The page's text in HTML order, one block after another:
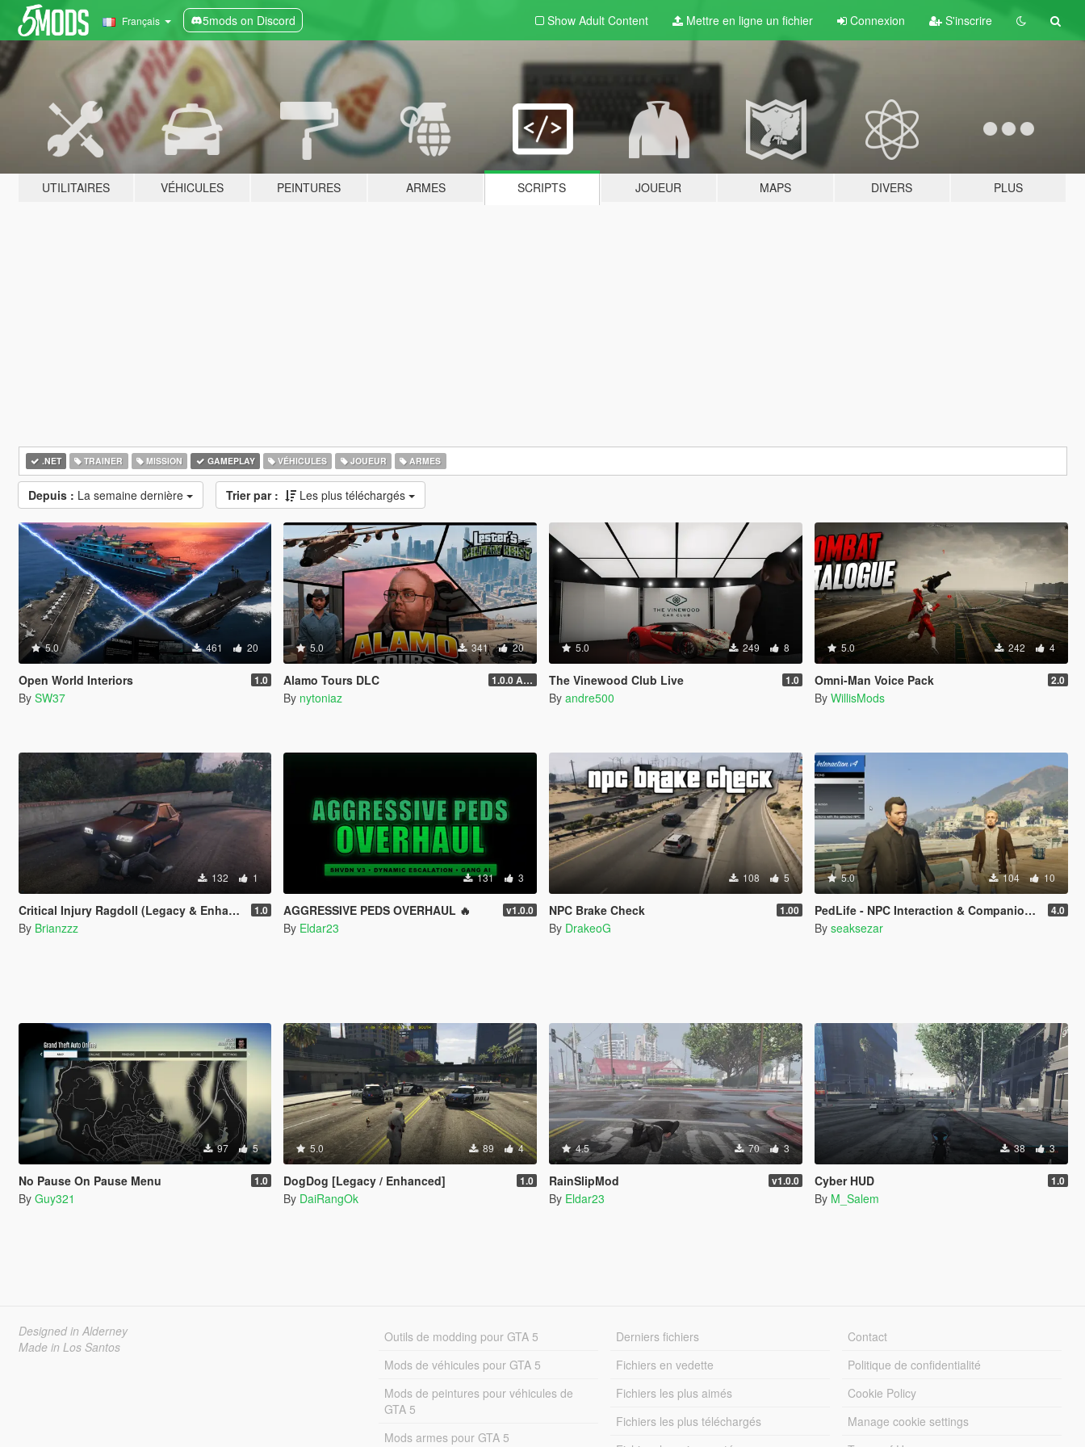
Français 5mods on Discord Show Adult Content Mettre en ligne un fichier Connexion S'inscrire
UTILITAIRES VÉHICULES PEINTURES ARMES SCRIPTS JOUEUR MAPS DIVERS PLUS
.NET TRAINER MISSION GAMEPLAY VÉHICULES JOUEUR ARMES
Depuis : La semaine dernière Trier par : Les plus téléchargés
5.0 461 20
Open World Interiors 1.0
By SW37
5.0 341 20
Alamo Tours DLC 1.0.0 Alpha
By nytoniaz
5.0 249 8
The Vinewood Club Live 1.0
By andre500
5.0 242 4
Omni-Man Voice Pack 2.0
By WillisMods
132 1
Critical Injury Ragdoll (Legacy & Enhanced) 1.0
By Brianzzz
131 3
AGGRESSIVE PEDS OVERHAUL 🔥 v1.0.0
By Eldar23
108 5
NPC Brake Check 1.00
By DrakeoG
5.0 104 10
PedLife - NPC Interaction & Companion Actions [Legacy] 4.0
By seaksezar
97 5
No Pause On Pause Menu 1.0
By Guy321
5.0 89 4
DogDog [Legacy / Enhanced] 1.0
By DaiRangOk
4.5 70 3
RainSlipMod v1.0.0
By Eldar23
38 3
Cyber HUD 1.0
By M_Salem
Designed in Alderney
Made in Los Santos
Outils de modding pour GTA 5
Mods de véhicules pour GTA 5
Mods de peintures pour véhicules de
GTA 5
Mods armes pour GTA 5
Derniers fichiers
Fichiers en vedette
Fichiers les plus aimés
Fichiers les plus téléchargés
Contact
Politique de confidentialité
Cookie Policy
Manage cookie settings